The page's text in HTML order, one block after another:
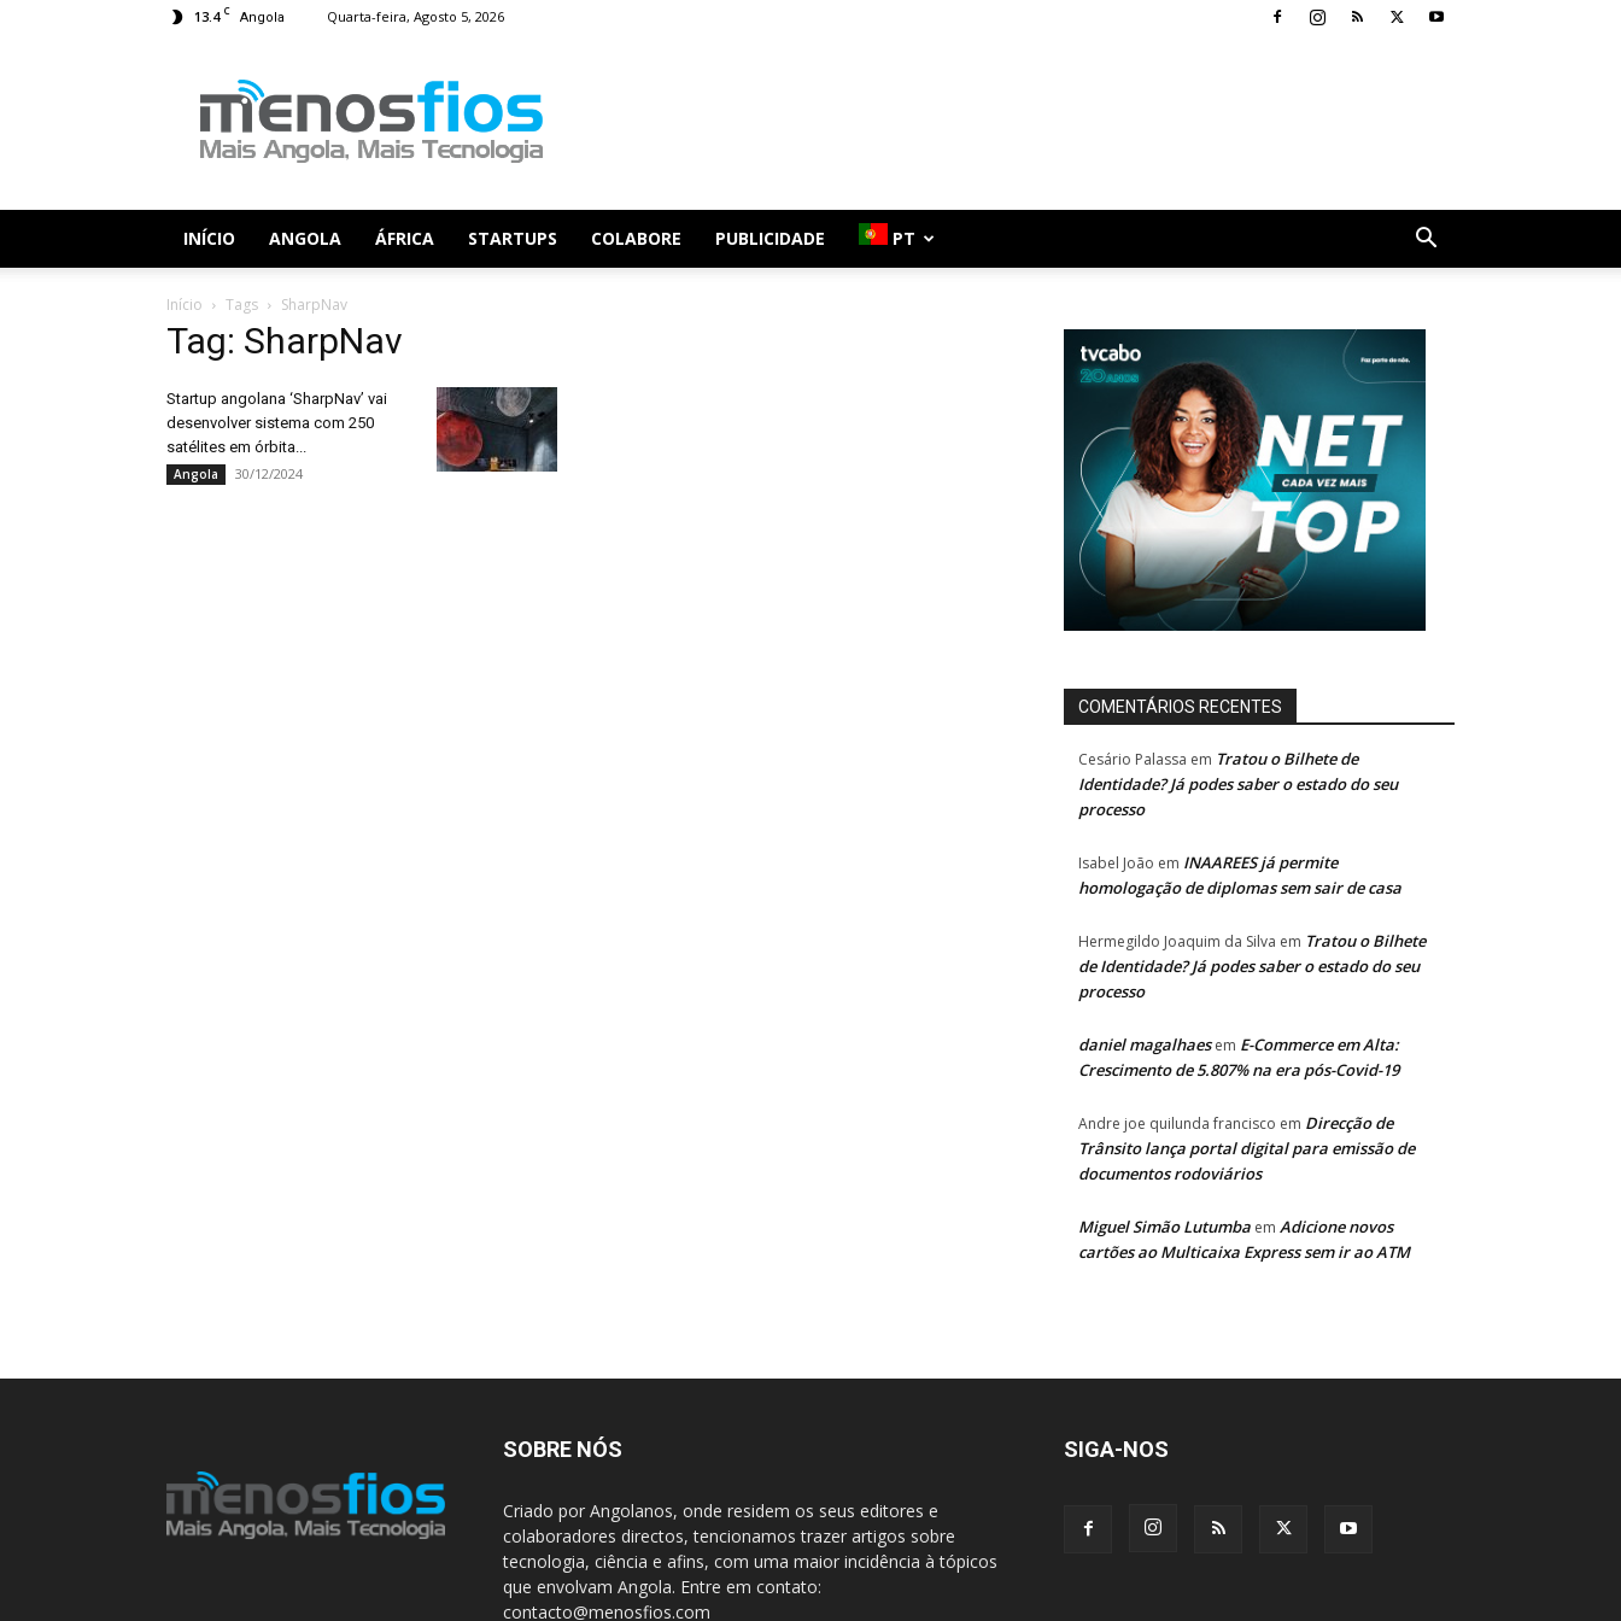
13.4 C Angola Quarta-feira, Agosto 5, 2026
Fios
INÍCIO ANGOLA ÁFRICA STARTUPS COLABORE PUBLICIDADE PT
Início Tags SharpNav
Tag: SharpNav
Startup angolana ‘SharpNav’ vai
desenvolver sistema com 250
satélites em órbita...
Angola 30/12/2024
COMENTÁRIOS RECENTES
Cesário Palassa em Tratou o Bilhete de
Identidade? Já podes saber o estado do seu
processo
Isabel João em INAAREES já permite
homologação de diplomas sem sair de casa
Hermegildo Joaquim da Silva em Tratou o Bilhete
de Identidade? Já podes saber o estado do seu
processo
daniel magalhaesem E-Commerce em Alta:
Crescimento de 5.807% na era pós-Covid-19
Andre joe quilunda francisco em Direcção de
Trânsito lança portal digital para emissão de
documentos rodoviários
Miguel Simão Lutumba em Adicione novos
cartões ao Multicaixa Express sem ir ao ATM
SOBRE NÓS
Criado por Angolanos, onde residem os seus editores e
colaboradores directos, tencionamos trazer artigos sobre
tecnologia, ciência e afins, com uma maior incidência à tópicos
que envolvam Angola. Entre em contato:
contacto@menosfios.com
SIGA-NOS